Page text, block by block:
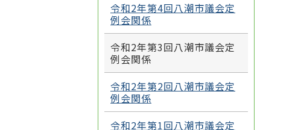
令和2年第4回八潮市議会定
例会関係
令和2年第3回八潮市議会定
例会関係
令和2年第2回八潮市議会定
例会関係
令和2年第1回八潮市議会定